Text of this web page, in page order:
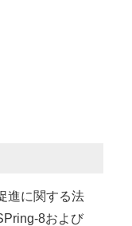
進に関する法
8および